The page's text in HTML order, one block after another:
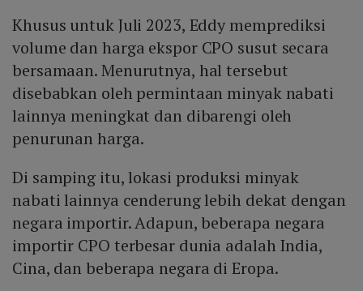
Khusus untuk Juli 2023, Eddy memprediksi
volume dan harga ekspor CPO susut secara
bersamaan. Menurutnya, hal tersebut
disebabkan oleh permintaan minyak nabati
lainnya meningkat dan dibarengi oleh
penurunan harga.
Di samping itu, lokasi produksi minyak
nabati lainnya cenderung lebih dekat dengan
negara importir. Adapun, beberapa negara
importir CPO terbesar dunia adalah India,
Cina, dan beberapa negara di Eropa.